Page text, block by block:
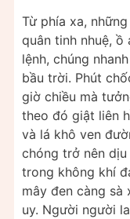
Từ phía xa,
quân tinh nhuệ, ồ
lệnh, chúng
bầu trời. Phút
giờ chiều mà
theo đó giật liên
và lá khô ven
chóng trở nên
trong không khí
mây đen càng sà
uy. Người người